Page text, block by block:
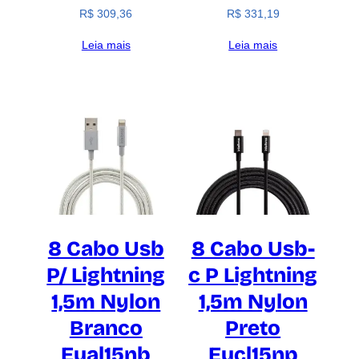
R$ 309,36
Leia mais
R$331,19
Leia mais
8 Cabo Usb
P/ Lightning
1,5m Nylon
Branco
8 Cabo Usb-
c P Lightning
1,5m Nylon
Preto